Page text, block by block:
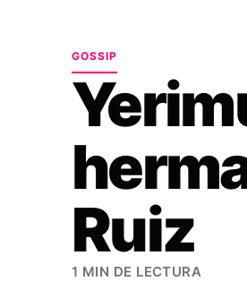
GOSSIP
Ruiz
1 MIN DE LECTURA